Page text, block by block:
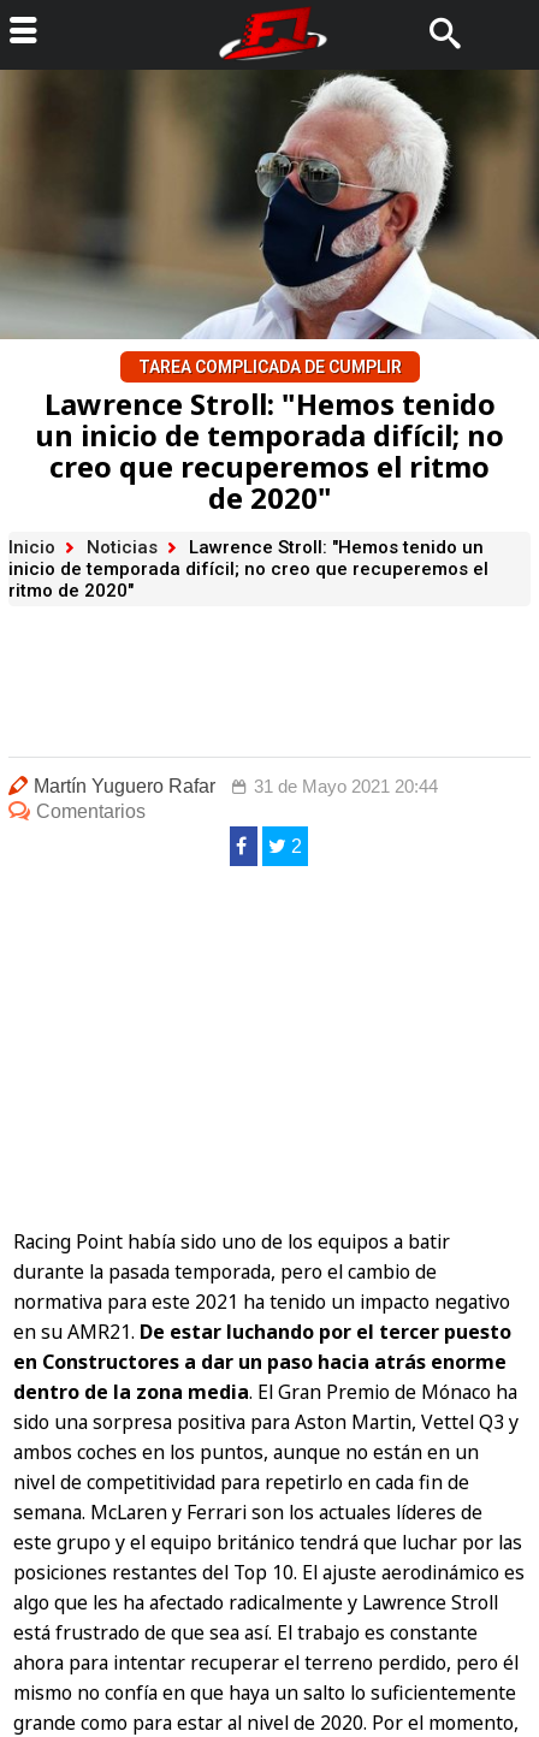
TAREA COMPLICADA DE CUMPLIR
Lawrence Stroll: "Hemos tenido
un inicio de temporada difícil; no
creo que recuperemos el ritmo
de 2020"
Inicio Noticias
Lawrence Stroll: "Hemos tenido un
inicio de temporada difícil; no creo que recuperemos el
ritmo de 2020"
Martín Yuguero Rafar
31 de Mayo 2021 20:44
Comentarios
2
Racing Point había sido uno de los equipos a batir
durante la pasada temporada, pero el cambio de
normativa para este 2021 ha tenido un impacto negativo
en su AMR21. De estar luchando por el tercer puesto
en Constructores a dar un paso hacia atrás enorme
dentro de la zona media. El Gran Premio de Mónaco ha
sido una sorpresa positiva para Aston Martin, Vettel Q3 y
ambos coches en los puntos, aunque no están en un
nivel de competitividad para repetirlo en cada fin de
semana. McLaren y Ferrari son los actuales líderes de
este grupo y el equipo británico tendrá que luchar por las
posiciones restantes del Top 10. El ajuste aerodinámico es
algo que les ha afectado radicalmente y Lawrence Stroll
está frustrado de que sea así. El trabajo es constante
ahora para intentar recuperar el terreno perdido, pero él
mismo no confía en que haya un salto lo suficientemente
grande como para estar al nivel de 2020. Por el momento,